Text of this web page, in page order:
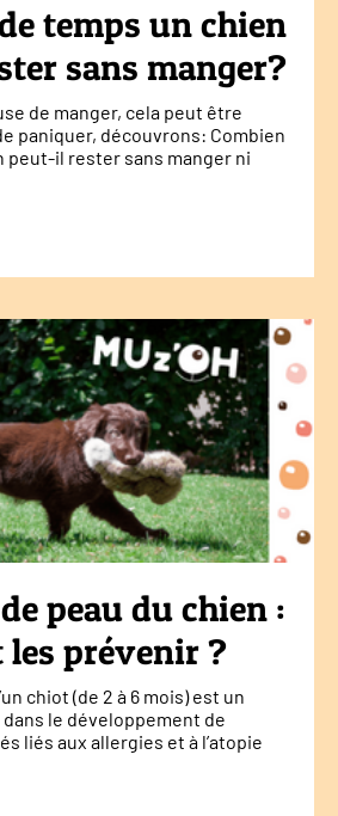
temps un chien
sans manger?
de manger, cela peut être
paniquer, découvrons: Combien
peut-il rester sans manger ni
peau du chien :
les prévenir ?
chiot (de 2 à 6 mois) est un
le développement de
liés aux allergies et à l’atopie